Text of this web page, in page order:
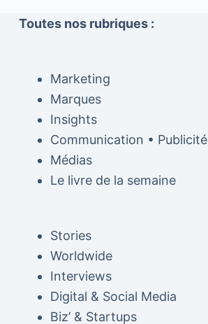
Toutes nos rubriques :
Marketing
Marques
Insights
Communication • Publicité
Médias
Le livre de la semaine
Stories
Worldwide
Interviews
Digital & Social Media
Biz’ & Startups